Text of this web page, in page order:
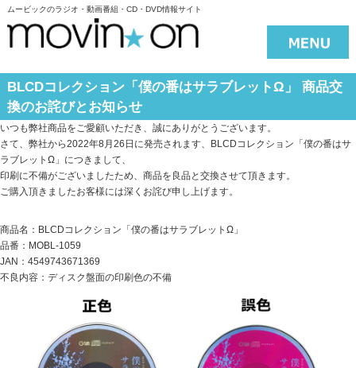
ムービックのラジオ・動画番組・CD・DVD情報サイト
BLCDコレクション「僕の番はサラブレットΩ」 商品交
換のお詫びとお知らせ
いつも弊社商品をご愛顧いただき、誠にありがとうございます。
さて、弊社から2022年8月26日に発売されます、BLCDコレクション「僕の番はサ
ラブレットΩ」につきまして、
印刷に不備がございましたため、商品を良品と交換させて頂きます。
ご購入頂きましたお客様には深くお詫び申し上げます。
商品名：BLCDコレクション「僕の番はサラブレットΩ」
品番：MOBL-1059
JAN：4549743671369
不良内容：ディスク盤面の印刷色の不備